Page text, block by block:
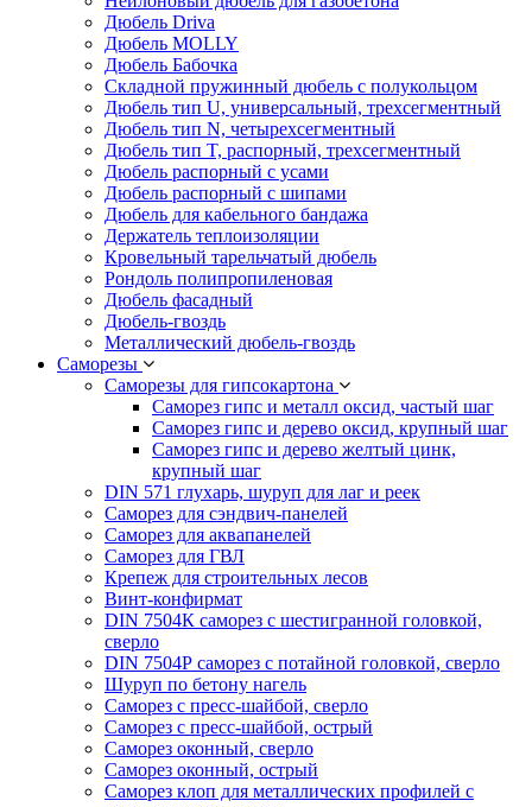
Дюбель Driva
Дюбель MOLLY
Дюбель Бабочка
Складной пружинный дюбель с полукольцом
Дюбель тип U, универсальный, трехсегментный
Дюбель тип N, четырехсегментный
Дюбель тип T, распорный, трехсегментный
Дюбель распорный с усами
Дюбель распорный с шипами
Дюбель для кабельного бандажа
Держатель теплоизоляции
Кровельный тарельчатый дюбель
Рондоль полипропиленовая
Дюбель фасадный
Дюбель-гвоздь
Металлический дюбель-гвоздь
Саморезы
Саморезы для гипсокартона
Саморез гипс и металл оксид, частый шаг
Саморез гипс и дерево оксид, крупный шаг
Саморез гипс и дерево желтый цинк,
крупный шаг
DIN 571 глухарь, шуруп для лаг и реек
Саморез для сэндвич-панелей
Саморез для аквапанелей
Саморез для ГВЛ
Крепеж для строительных лесов
Винт-конфирмат
DIN 7504К саморез с шестигранной головкой,
сверло
DIN 7504Р саморез с потайной головкой, сверло
Шуруп по бетону нагель
Саморез с пресс-шайбой, сверло
Саморез с пресс-шайбой, острый
Саморез оконный, сверло
Саморез оконный, острый
Саморез клоп для металлических профилей с